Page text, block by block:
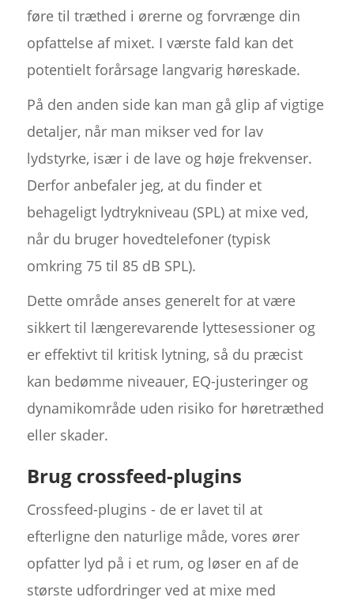
føre til træthed i ørerne og forvrænge din
opfattelse af mixet. I værste fald kan det
potentielt forårsage langvarig høreskade.
På den anden side kan man gå glip af vigtige
detaljer, når man mikser ved for lav
lydstyrke, især i de lave og høje frekvenser.
Derfor anbefaler jeg, at du finder et
behageligt lydtrykniveau (SPL) at mixe ved,
når du bruger hovedtelefoner (typisk
omkring 75 til 85 dB SPL).
Dette område anses generelt for at være
sikkert til længerevarende lyttesessioner og
er effektivt til kritisk lytning, så du præcist
kan bedømme niveauer, EQ-justeringer og
dynamikområde uden risiko for høretræthed
eller skader.
Brug crossfeed-plugins
Crossfeed-plugins - de er lavet til at
efterligne den naturlige måde, vores ører
opfatter lyd på i et rum, og løser en af de
største udfordringer ved at mixe med